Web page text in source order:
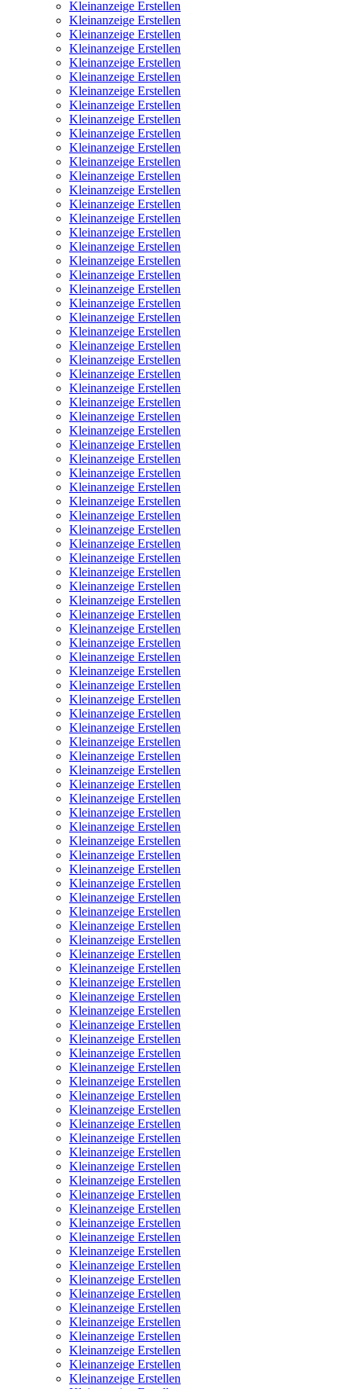
Kleinanzeige Erstellen
Kleinanzeige Erstellen
Kleinanzeige Erstellen
Kleinanzeige Erstellen
Kleinanzeige Erstellen
Kleinanzeige Erstellen
Kleinanzeige Erstellen
Kleinanzeige Erstellen
Kleinanzeige Erstellen
Kleinanzeige Erstellen
Kleinanzeige Erstellen
Kleinanzeige Erstellen
Kleinanzeige Erstellen
Kleinanzeige Erstellen
Kleinanzeige Erstellen
Kleinanzeige Erstellen
Kleinanzeige Erstellen
Kleinanzeige Erstellen
Kleinanzeige Erstellen
Kleinanzeige Erstellen
Kleinanzeige Erstellen
Kleinanzeige Erstellen
Kleinanzeige Erstellen
Kleinanzeige Erstellen
Kleinanzeige Erstellen
Kleinanzeige Erstellen
Kleinanzeige Erstellen
Kleinanzeige Erstellen
Kleinanzeige Erstellen
Kleinanzeige Erstellen
Kleinanzeige Erstellen
Kleinanzeige Erstellen
Kleinanzeige Erstellen
Kleinanzeige Erstellen
Kleinanzeige Erstellen
Kleinanzeige Erstellen
Kleinanzeige Erstellen
Kleinanzeige Erstellen
Kleinanzeige Erstellen
Kleinanzeige Erstellen
Kleinanzeige Erstellen
Kleinanzeige Erstellen
Kleinanzeige Erstellen
Kleinanzeige Erstellen
Kleinanzeige Erstellen
Kleinanzeige Erstellen
Kleinanzeige Erstellen
Kleinanzeige Erstellen
Kleinanzeige Erstellen
Kleinanzeige Erstellen
Kleinanzeige Erstellen
Kleinanzeige Erstellen
Kleinanzeige Erstellen
Kleinanzeige Erstellen
Kleinanzeige Erstellen
Kleinanzeige Erstellen
Kleinanzeige Erstellen
Kleinanzeige Erstellen
Kleinanzeige Erstellen
Kleinanzeige Erstellen
Kleinanzeige Erstellen
Kleinanzeige Erstellen
Kleinanzeige Erstellen
Kleinanzeige Erstellen
Kleinanzeige Erstellen
Kleinanzeige Erstellen
Kleinanzeige Erstellen
Kleinanzeige Erstellen
Kleinanzeige Erstellen
Kleinanzeige Erstellen
Kleinanzeige Erstellen
Kleinanzeige Erstellen
Kleinanzeige Erstellen
Kleinanzeige Erstellen
Kleinanzeige Erstellen
Kleinanzeige Erstellen
Kleinanzeige Erstellen
Kleinanzeige Erstellen
Kleinanzeige Erstellen
Kleinanzeige Erstellen
Kleinanzeige Erstellen
Kleinanzeige Erstellen
Kleinanzeige Erstellen
Kleinanzeige Erstellen
Kleinanzeige Erstellen
Kleinanzeige Erstellen
Kleinanzeige Erstellen
Kleinanzeige Erstellen
Kleinanzeige Erstellen
Kleinanzeige Erstellen
Kleinanzeige Erstellen
Kleinanzeige Erstellen
Kleinanzeige Erstellen
Kleinanzeige Erstellen
Kleinanzeige Erstellen
Kleinanzeige Erstellen
Kleinanzeige Erstellen
Kleinanzeige Erstellen